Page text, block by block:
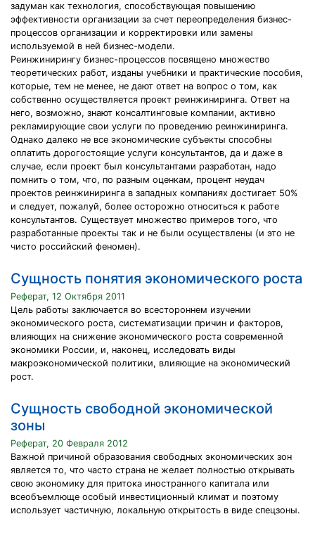
задуман как технология, способствующая повышению
эффективности организации за счет переопределения бизнес-
процессов организации и корректировки или замены
используемой в ней бизнес-модели.
Реинжинирингу бизнес-процессов посвящено множество
теоретических работ, изданы учебники и практические пособия,
которые, тем не менее, не дают ответ на вопрос о том, как
собственно осуществляется проект реинжиниринга. Ответ на
него, возможно, знают консалтинговые компании, активно
рекламирующие свои услуги по проведению реинжиниринга.
Однако далеко не все экономические субъекты способны
оплатить дорогостоящие услуги консультантов, да и даже в
случае, если проект был консультантами разработан, надо
помнить о том, что, по разным оценкам, процент неудач
проектов реинжиниринга в западных компаниях достигает 50%
и следует, пожалуй, более осторожно относиться к работе
консультантов. Существует множество примеров того, что
разработанные проекты так и не были осуществлены (и это не
чисто российский феномен).
Сущность понятия экономического роста
Реферат, 12 Октября 2011
Цель работы заключается во всестороннем изучении
экономического роста, систематизации причин и факторов,
влияющих на снижение экономического роста современной
экономики России, и, наконец, исследовать виды
макроэкономической политики, влияющие на экономический
рост.
Сущность свободной экономической
зоны
Реферат, 20 Февраля 2012
Важной причиной образования свободных экономических зон
является то, что часто страна не желает полностью открывать
свою экономику для притока иностранного капитала или
всеобъемлюще особый инвестиционный климат и поэтому
использует частичную, локальную открытость в виде спецзоны.